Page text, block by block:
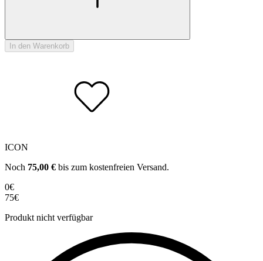
In den Warenkorb
ICON
Noch 75,00 € bis zum kostenfreien Versand.
0€
75€
Produkt nicht verfügbar